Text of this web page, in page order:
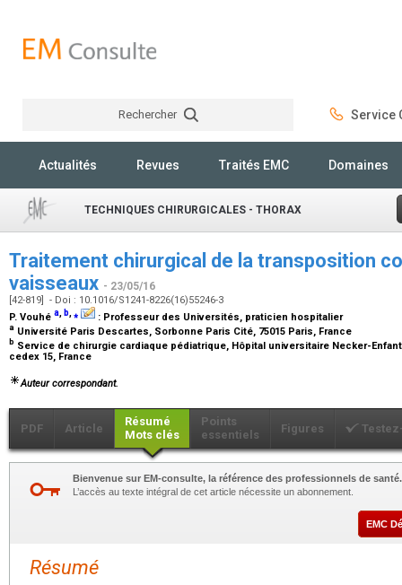
Rechercher Service
Actualités Revues Traités EMC Domaines
TECHNIQUES CHIRURGICALES - THORAX
Traitement chirurgical de la transposition
vaisseaux - 23/05/16
[42-819] - Doi : 10.1016/S1241-8226(16)55246-3
P. Vouhé a, b,⁎ : Professeur des Universités, praticien hospitalier
a Université Paris Descartes, Sorbonne Paris Cité, 75015 Paris, France
b Service de chirurgie cardiaque pédiatrique, Hôpital universitaire Necker-
cedex 15, France
Auteur correspondant.
PDF Article
Résumé
Mots clés
Points
essentiels
Figures
Bienvenue sur EM-consulte, la référence des professionnels de santé.
L’accès au texte intégral de cet article nécessite un abonnement.
EMC
Résumé